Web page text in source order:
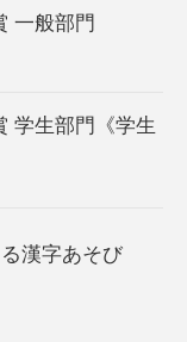
一般部門
学生部門《学生
漢字あそび